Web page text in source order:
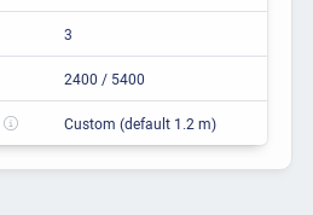
3
2400 / 5400
Custom (default 1.2 m)